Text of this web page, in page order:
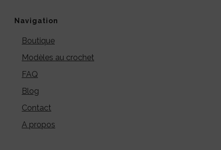
Navigation
Boutique
Modèles au crochet
FAQ
Blog
Contact
A propos